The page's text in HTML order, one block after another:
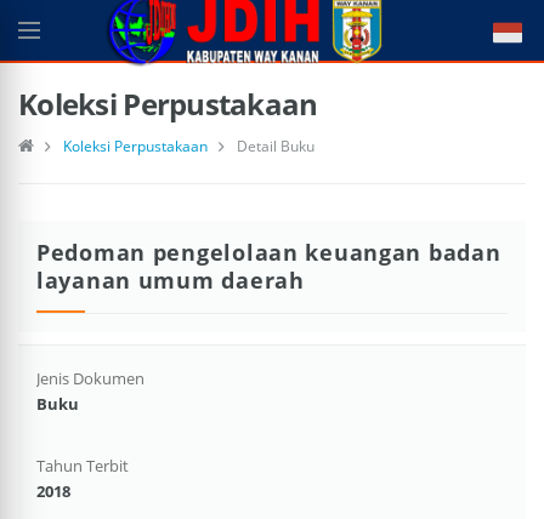
Koleksi Perpustakaan
Koleksi Perpustakaan Detail Buku
Pedoman pengelolaan keuangan badan
layanan umum daerah
Jenis Dokumen
Buku
Tahun Terbit
2018